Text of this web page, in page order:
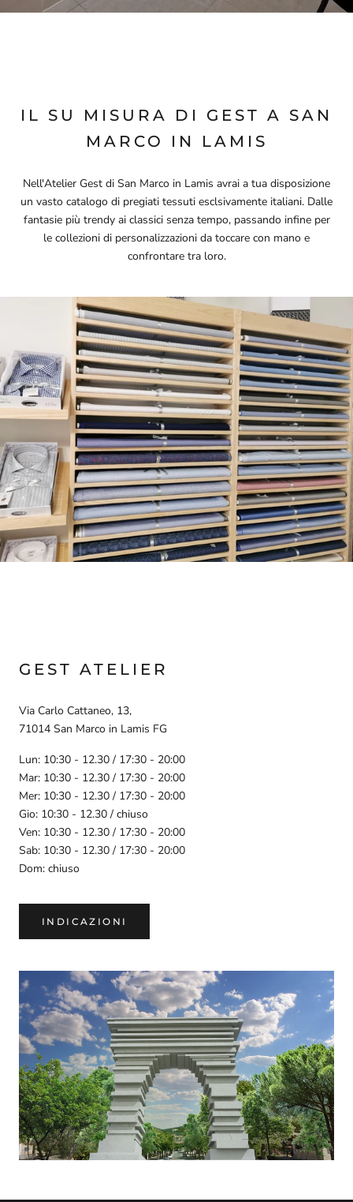
IL SU MISURA DI GEST A SAN
MARCO IN LAMIS
Nell'Atelier Gest di San Marco in Lamis avrai a tua disposizione
un vasto catalogo di pregiati tessuti esclsivamente italiani. Dalle
fantasie più trendy ai classici senza tempo, passando infine per
le collezioni di personalizzazioni da toccare con mano e
confrontare tra loro.
GEST ATELIER
Via Carlo Cattaneo, 13,
71014 San Marco in Lamis FG
Lun: 10:30 - 12.30 / 17:30 - 20:00
Mar: 10:30 - 12.30 / 17:30 - 20:00
Mer: 10:30 - 12.30 / 17:30 - 20:00
Gio: 10:30 - 12.30 / chiuso
Ven: 10:30 - 12.30 / 17:30 - 20:00
Sab: 10:30 - 12.30 / 17:30 - 20:00
Dom: chiuso
INDICAZIONI